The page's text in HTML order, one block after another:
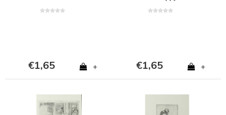
€1,65 + €1,65 +